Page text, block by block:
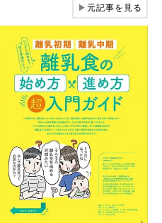
▶元記事を見る